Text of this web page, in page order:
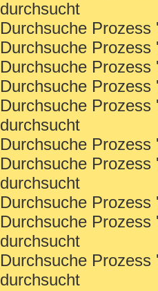
durchsucht
Durchsuche
Durchsuche
Durchsuche
Durchsuche
Durchsuche
durchsucht
Durchsuche
Durchsuche
durchsucht
Durchsuche
Durchsuche
durchsucht
Durchsuche
durchsucht